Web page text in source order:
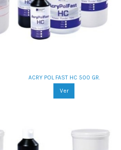
ACRY POL FAST HC 500 GR.
Ver